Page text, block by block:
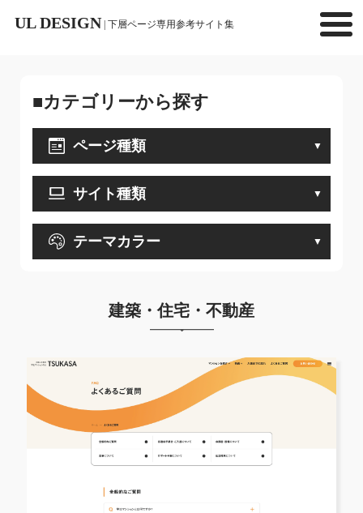
UL DESIGN | 下層ページ専用参考サイト集
■カテゴリーから探す
ページ種類
サイト種類
テーマカラー
建築・住宅・不動産